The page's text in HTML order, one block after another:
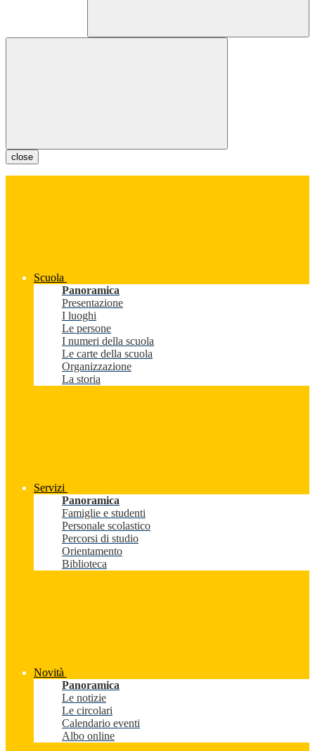
close
Scuola
Panoramica
Presentazione
I luoghi
Le persone
I numeri della scuola
Le carte della scuola
Organizzazione
La storia
Servizi
Panoramica
Famiglie e studenti
Personale scolastico
Percorsi di studio
Orientamento
Biblioteca
Novità
Panoramica
Le notizie
Le circolari
Calendario eventi
Albo online